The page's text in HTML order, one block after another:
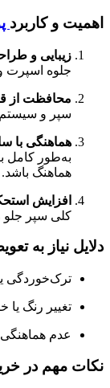
اهمیت و کاربرد
زیبایی و
جلوه اسپرت
محافظت از
سپر و
هماهنگی با
به‌طور کامل
هماهنگ باشد.
افزایش
کلی سپر جلو
دلایل نیاز به
ترک‌خوردگی
تغییر رنگ
عدم
نکات مهم در